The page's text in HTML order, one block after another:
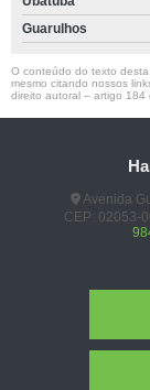
Guarulhos
O conteúdo do texto
mesmo citando nossos
direito autoral – artigo 184
Avenida
CEP: 02053-